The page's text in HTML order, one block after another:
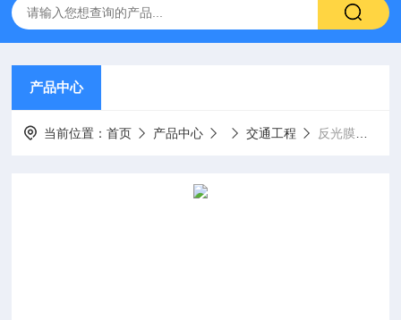
产品中心
当前位置：首页 产品中心 交通工程 反光膜附着性能测定仪